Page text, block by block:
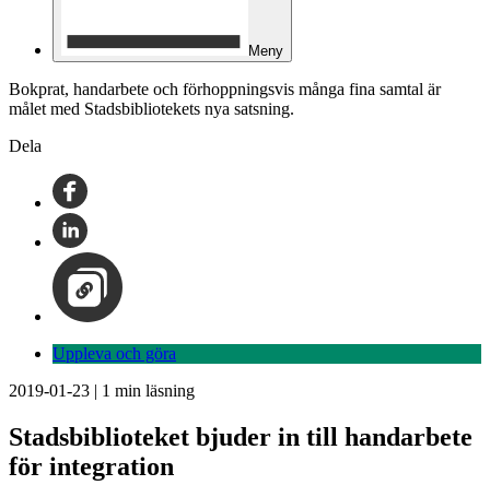
Meny
Bokprat, handarbete och förhoppningsvis många fina samtal är
målet med Stadsbibliotekets nya satsning.
Dela
Uppleva och göra
2019-01-23 | 1 min läsning
Stadsbiblioteket bjuder in till handarbete
för integration